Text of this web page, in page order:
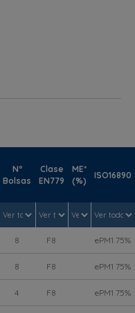
Nº
Bolsas
Clase
EN779
ME*
(%)
ISO16890
8 F8 ePM1 75%
8 F8 ePM1 75%
4 F8 ePM1 75%